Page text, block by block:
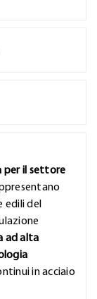
per il settore
edili del
ad alta
in acciaio